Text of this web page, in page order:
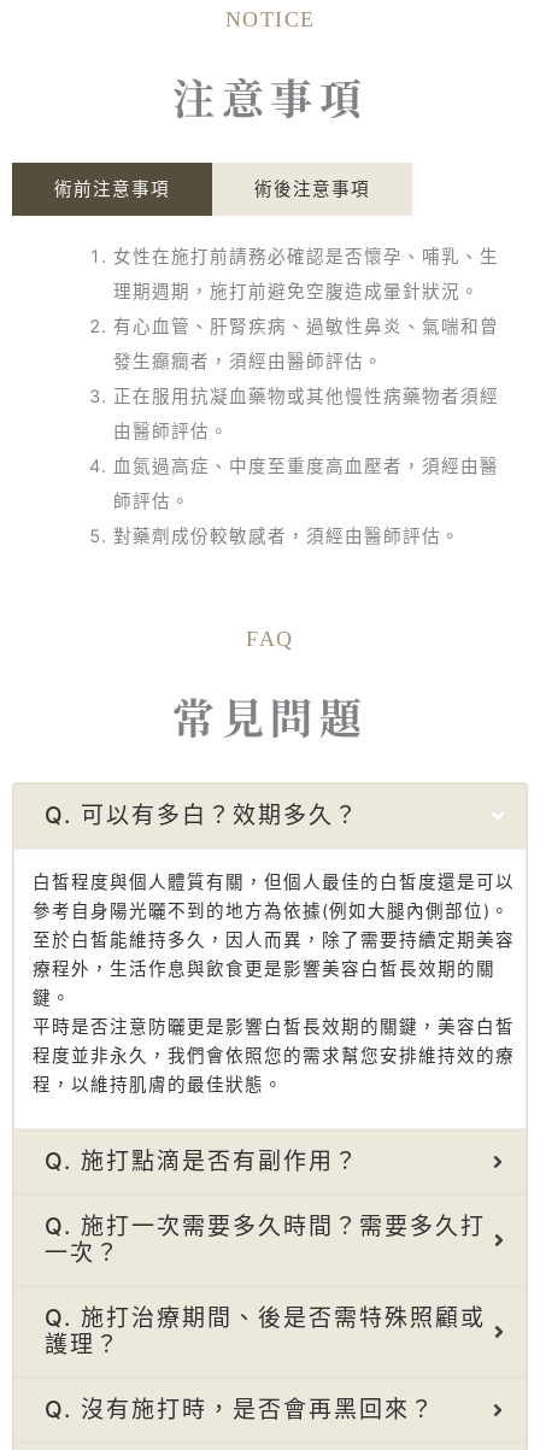
NOTICE
注意事項
術前注意事項 術後注意事項
女性在施打前請務必確認是否懷孕、哺乳、生
理期週期，施打前避免空腹造成暈針狀況。
有心血管、肝腎疾病、過敏性鼻炎、氣喘和曾
發生癲癇者，須經由醫師評估。
正在服用抗凝血藥物或其他慢性病藥物者須經
由醫師評估。
血氮過高症、中度至重度高血壓者，須經由醫
師評估。
對藥劑成份較敏感者，須經由醫師評估。
FAQ
常見問題
Q. 可以有多白？效期多久？
白皙程度與個人體質有關，但個人最佳的白皙度還是可以
參考自身陽光曬不到的地方為依據(例如大腿內側部位)。
至於白皙能維持多久，因人而異，除了需要持續定期美容
療程外，生活作息與飲食更是影響美容白皙長效期的關
鍵。
平時是否注意防曬更是影響白皙長效期的關鍵，美容白皙
程度並非永久，我們會依照您的需求幫您安排維持效的療
程，以維持肌膚的最佳狀態。
Q. 施打點滴是否有副作用？
Q. 施打一次需要多久時間？需要多久打
一次？
Q. 施打治療期間、後是否需特殊照顧或
護理？
Q. 沒有施打時，是否會再黑回來？